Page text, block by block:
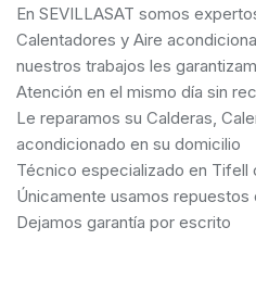
En SEVILLASAT somos
Calentadores y Aire
nuestros trabajos les
Atención en el mismo día sin
Le reparamos su Calderas,
acondicionado en su domicilio
Técnico especializado en Tifell
Únicamente usamos repuestos
Dejamos garantía por escrito